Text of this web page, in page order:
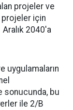
projeler ve
projeler için
2040'a
uygulamaların
sonucunda, bu
ile 2/B